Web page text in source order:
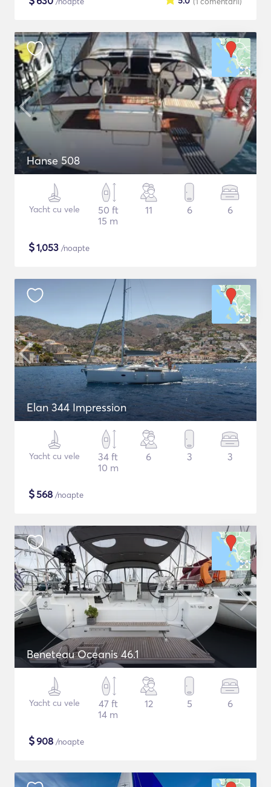
Hanse 508
Yacht cu vele
50 ft
15 m
11 6 6
$1,053 /noapte
Elan 344 Impression
Yacht cu vele
34 ft
10 m
6 3 3
$568 /noapte
Beneteau Oceanis 46.1
Yacht cu vele
47 ft
14 m
12 5 6
$908 /noapte